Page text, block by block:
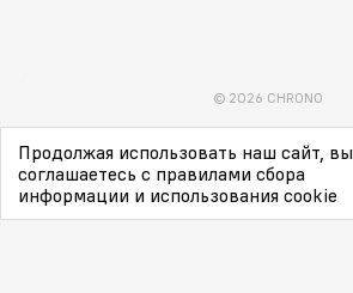
© 2026 CHRONO
Продолжая использовать наш сайт, вы
соглашаетесь с правилами сбора
информации и использования cookie